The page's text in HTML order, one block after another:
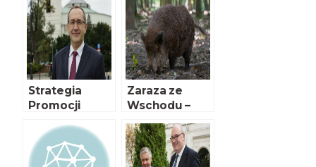
Strategia
Promocji
Zaraza ze
Wschodu –
cztery lata
później